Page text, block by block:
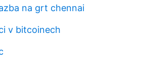
na grt chennai
v bitcoinech